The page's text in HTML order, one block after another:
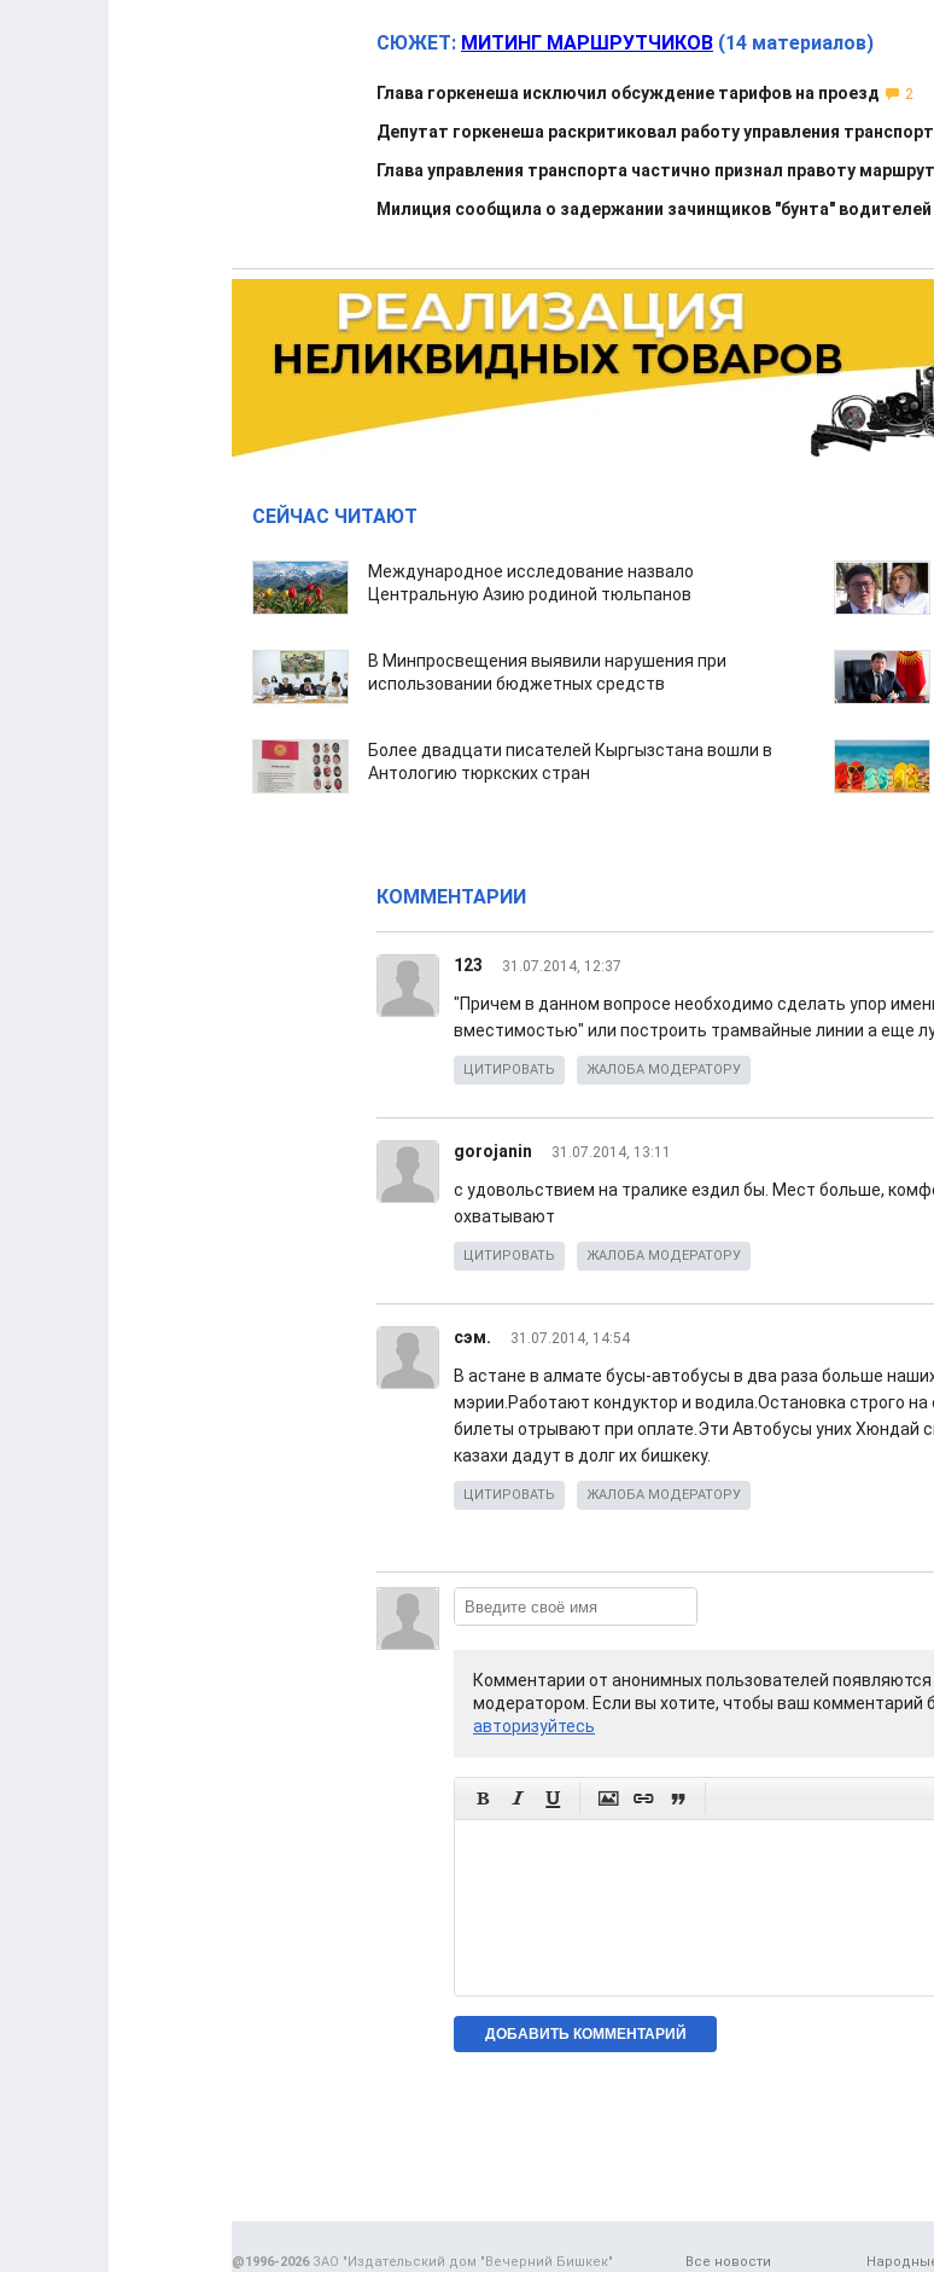
СЮЖЕТ: МИТИНГ МАРШРУТЧИКОВ (14 материалов)
Глава горкенеша исключил обсуждение тарифов на проезд 2
Депутат горкенеша раскритиковал работу управления
Глава управления транспорта частично признал правоту
Милиция сообщила о задержании зачинщиков "бунта"
СЕЙЧАС ЧИТАЮТ
Международное исследование назвало
Центральную Азию родиной тюльпанов
В Минпросвещения выявили нарушения при
использовании бюджетных средств
Более двадцати писателей Кыргызстана вошли в
Антологию тюркских стран
КОММЕНТАРИИ
123 31.07.2014, 12:37
"Причем в данном вопросе необходимо сделать упор
вместимостью" или построить трамвайные линии а еще
ЦИТИРОВАТЬ ЖАЛОБА МОДЕРАТОРУ
gorojanin 31.07.2014, 13:11
с удовольствием на тралике ездил бы. Мест больше,
охватывают
ЦИТИРОВАТЬ ЖАЛОБА МОДЕРАТОРУ
сэм. 31.07.2014, 14:54
В астане в алмате бусы-автобусы в два раза больше
мэрии.Работают кондуктор и водила.Остановка строго
билеты отрывают при оплате.Эти Автобусы уних Хюндай
казахи дадут в долг их бишкеку.
ЦИТИРОВАТЬ ЖАЛОБА МОДЕРАТОРУ
Комментарии от анонимных пользователей появляются
модератором. Если вы хотите, чтобы ваш комментарий
авторизуйтесь
     
Все новости
@1996-2026ЗАО "Издательский дом "Вечерний Бишкек"